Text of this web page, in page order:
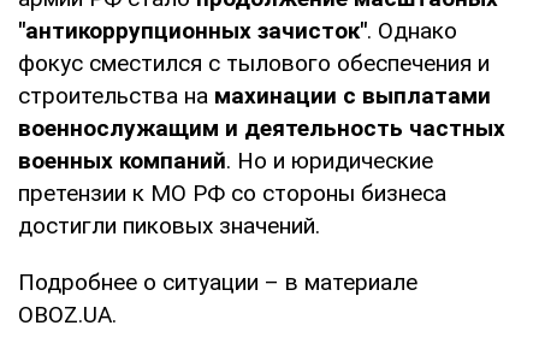
"антикоррупционных зачисток". Однако
фокус сместился с тылового обеспечения и
строительства на махинации с выплатами
военнослужащим и деятельность частных
военных компаний. Но и юридические
претензии к МО РФ со стороны бизнеса
достигли пиковых значений.
Подробнее о ситуации – в материале
OBOZ.UA.